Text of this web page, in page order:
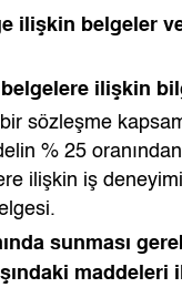
ilişkin belgeler
ilişkin
sözleşme
% 25
ilişkin iş
sunması
maddeleri